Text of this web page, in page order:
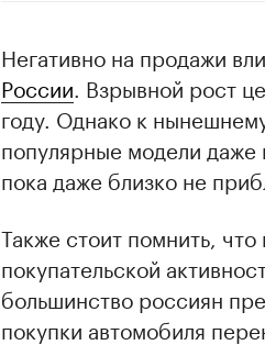
Негативно на продажи
России . Взрывной рост
году. Однако к
популярные модели
пока даже близко не
Также стоит помнить,
покупательской
большинство россиян
покупки автомобиля